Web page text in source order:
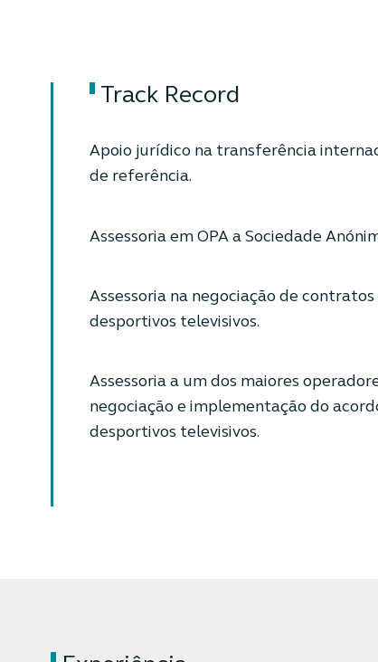
Track Record
Apoio jurídico na transferência
de referência.
Assessoria em OPA a Sociedade
Assessoria na negociação de
desportivos televisivos.
Assessoria a um dos maiores
negociação e implementação do
desportivos televisivos.